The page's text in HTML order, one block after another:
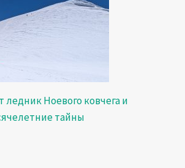
ледник Ноевого ковчега и
тайны